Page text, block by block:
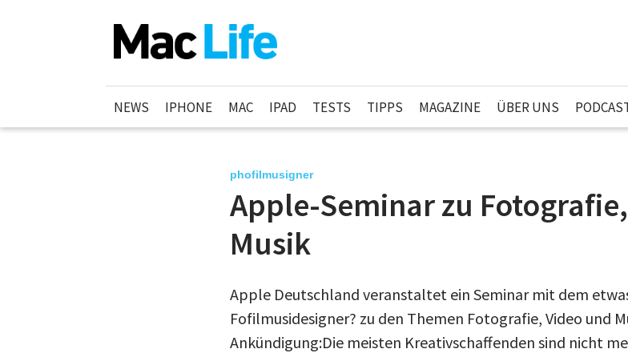
NEWS IPHONE MAC IPAD TESTS TIPPS MAGAZINE ÜBER UNS
phofilmusigner
Apple-Seminar zu
Musik
Apple Deutschland veranstaltet ein Seminar mit dem
Fofilmusidesigner? zu den Themen Fotografie, Video und
Ankündigung:Die meisten Kreativschaffenden sind nicht